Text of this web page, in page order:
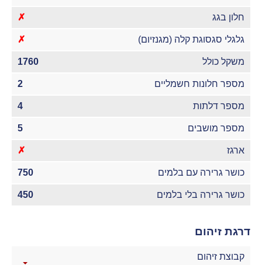
חלון בגג ✗
גלגלי סגסוגת קלה (מגנזיום) ✗
משקל כולל 1760
מספר חלונות חשמליים 2
מספר דלתות 4
מספר מושבים 5
ארגז ✗
כושר גרירה עם בלמים 750
כושר גרירה בלי בלמים 450
דרגת זיהום
קבוצת זיהום